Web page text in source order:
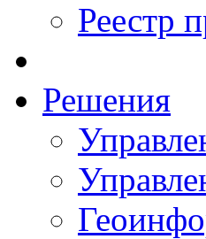
Реестр
Решения